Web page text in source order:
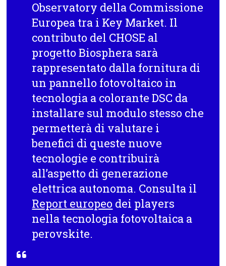
Observatory della Commissione
Europea tra i Key Market. Il
contributo del CHOSE al
progetto Biosphera sarà
rappresentato dalla fornitura di
un pannello fotovoltaico in
tecnologia a colorante DSC da
installare sul modulo stesso che
permetterà di valutare i
benefici di queste nuove
tecnologie e contribuirà
all’aspetto di generazione
elettrica autonoma. Consulta il
Report europeo dei players
nella tecnologia fotovoltaica a
perovskite.